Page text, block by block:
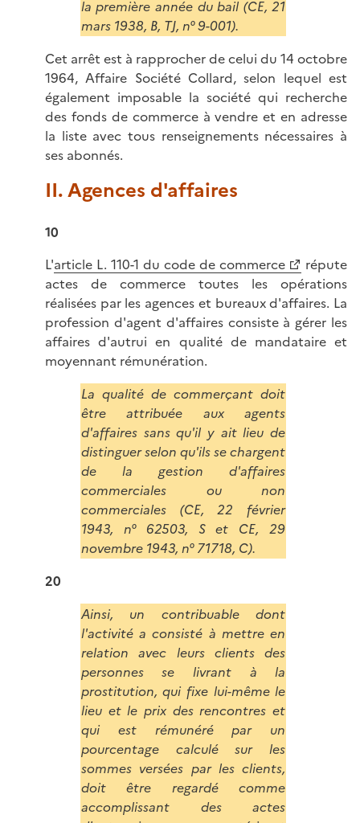
la première année du bail (CE, 21
mars 1938, B, TJ, n° 9-001).
Cet arrêt est à rapprocher de celui du 14 octobre
1964, Affaire Société Collard, selon lequel est
également imposable la société qui recherche
des fonds de commerce à vendre et en adresse
la liste avec tous renseignements nécessaires à
ses abonnés.
II. Agences d'affaires
10
L'article L. 110-1 du code de commerce
répute
actes de commerce toutes les opérations
réalisées par les agences et bureaux d'affaires. La
profession d'agent d'affaires consiste à gérer les
affaires d'autrui en qualité de mandataire et
moyennant rémunération.
La qualité de commerçant doit
être attribuée aux agents
d'affaires sans qu'il y ait lieu de
distinguer selon qu'ils se chargent
de la gestion d'affaires
commerciales ou non
commerciales (CE, 22 février
1943, n° 62503, S et CE, 29
novembre 1943, n° 71718, C).
20
Ainsi, un contribuable dont
l'activité a consisté à mettre en
relation avec leurs clients des
personnes se livrant à la
prostitution, qui fixe lui-même le
lieu et le prix des rencontres et
qui est rémunéré par un
pourcentage calculé sur les
sommes versées par les clients,
doit être regardé comme
accomplissant des actes